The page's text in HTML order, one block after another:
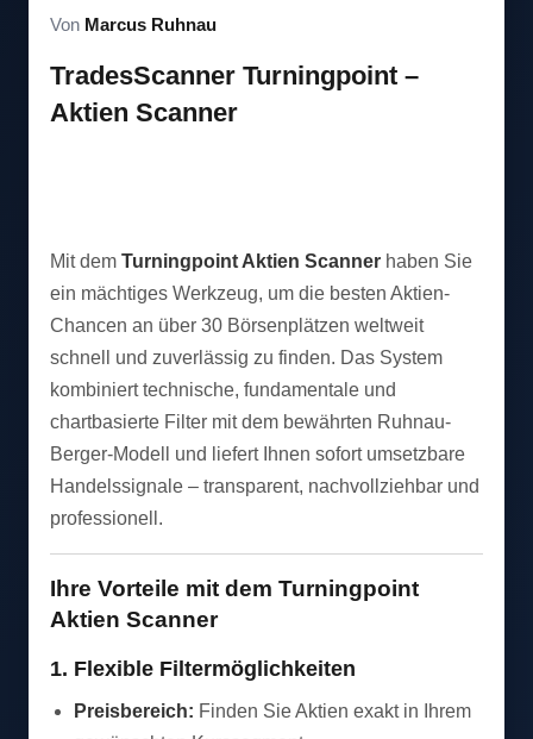
Von Marcus Ruhnau
TradesScanner Turningpoint –
Aktien Scanner
Mit dem Turningpoint Aktien Scanner haben Sie
ein mächtiges Werkzeug, um die besten Aktien-
Chancen an über 30 Börsenplätzen weltweit
schnell und zuverlässig zu finden. Das System
kombiniert technische, fundamentale und
chartbasierte Filter mit dem bewährten Ruhnau-
Berger-Modell und liefert Ihnen sofort umsetzbare
Handelssignale – transparent, nachvollziehbar und
professionell.
Ihre Vorteile mit dem Turningpoint
Aktien Scanner
1. Flexible Filtermöglichkeiten
Preisbereich: Finden Sie Aktien exakt in Ihrem